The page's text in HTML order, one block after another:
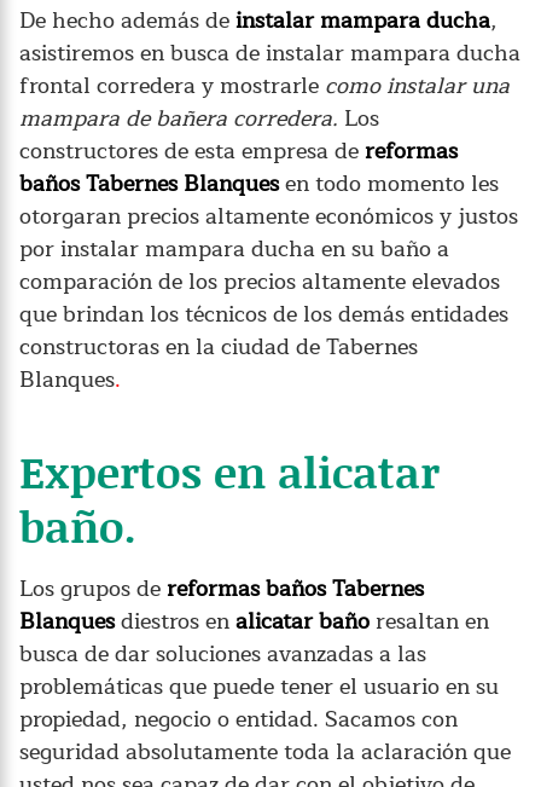
De hecho además deinstalar mampara ducha,
asistiremos en busca de instalar mampara ducha
frontal corredera y mostrarle como instalar una
mampara de bañera corredera. Los
constructores de esta empresa dereformas
baños Tabernes Blanquesen todo momento les
otorgaran precios altamente económicos y justos
por instalar mampara ducha en su baño a
comparación de los precios altamente elevados
que brindan los técnicos de los demás entidades
constructoras en la ciudad de Tabernes
Blanques.
Expertos en alicatar
baño.
Los grupos dereformas baños Tabernes
Blanquesdiestros enalicatar baño resaltan en
busca de dar soluciones avanzadas a las
problemáticas que puede tener el usuario en su
propiedad, negocio o entidad. Sacamos con
seguridad absolutamente toda la aclaración que